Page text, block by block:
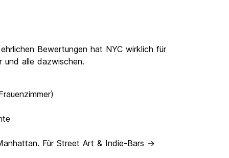
Bewertungen hat NYC wirklich für
alle dazwischen.
Für Street Art & Indie-Bars →